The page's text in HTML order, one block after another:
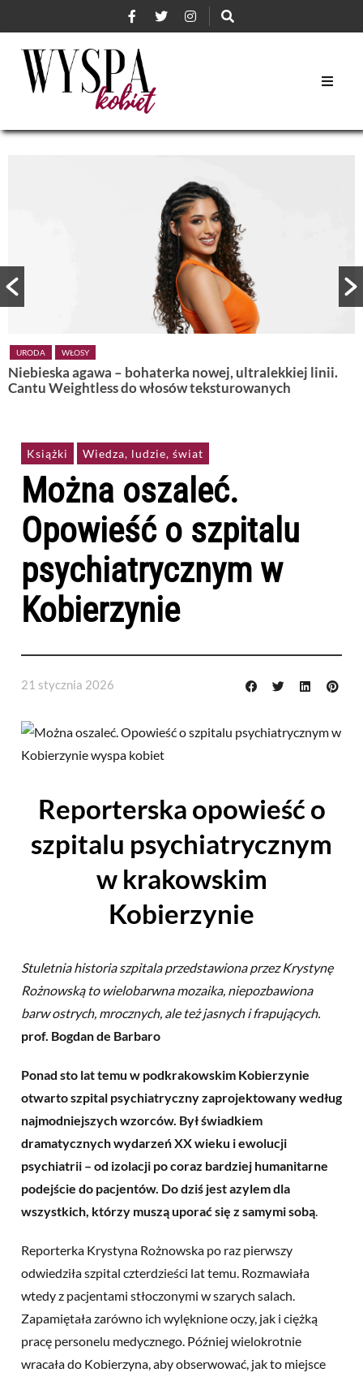
URODA WŁOSY
Niebieska agawa – bohaterka nowej, ultralekkiej linii.
Cantu Weightless do włosów teksturowanych
Książki Wiedza, ludzie, świat
Można oszaleć.
Opowieść o szpitalu
psychiatrycznym w
Kobierzynie
21 stycznia 2026
Reporterska opowieść o
szpitalu psychiatrycznym
w krakowskim
Kobierzynie
Stuletnia historia szpitala przedstawiona przez Krystynę
Rożnowską to wielobarwna mozaika, niepozbawiona
barw ostrych, mrocznych, ale też jasnych i frapujących.
prof. Bogdan de Barbaro
Ponad sto lat temu w podkrakowskim Kobierzynie
otwarto szpital psychiatryczny zaprojektowany według
najmodniejszych wzorców. Był świadkiem
dramatycznych wydarzeń XX wieku i ewolucji
psychiatrii – od izolacji po coraz bardziej humanitarne
podejście do pacjentów. Do dziś jest azylem dla
wszystkich, którzy muszą uporać się z samymi sobą
Reporterka Krystyna Rożnowska po raz pierwszy
odwiedziła szpital czterdzieści lat temu. Rozmawiała
wtedy z pacjentami stłoczonymi w szarych salach.
Zapamiętała zarówno ich wylęknione oczy, jak i ciężką
pracę personelu medycznego. Później wielokrotnie
wracała do Kobierzyna, aby obserwować, jak to miejsce